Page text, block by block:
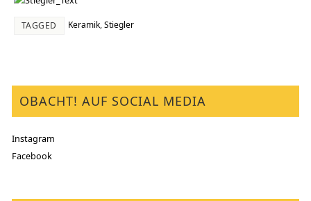
TAGGED Keramik,Stiegler
OBACHT! AUF SOCIAL MEDIA
Instagram
Facebook